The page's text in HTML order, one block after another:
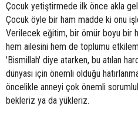
Çocuk yetiştirmede ilk önce akla
Çocuk öyle bir ham madde ki onu
Verilecek eğitim, bir ömür boyu bir
hem ailesini hem de toplumu
'Bismillah' diye atarken, bu atılan
dünyası için önemli olduğu
öncelikle anneyi çok önemli
bekleriz ya da yükleriz.